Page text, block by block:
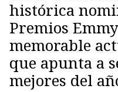
histórica
Premios
memorable
que apunta a
mejores del